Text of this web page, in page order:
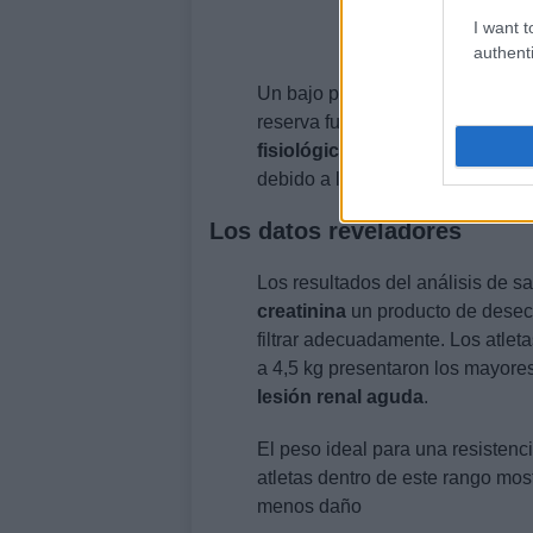
I want
Un bajo peso al nacer suele
reserva funcional renal.
fisiológico severo
con una
debido a la deshidratación y la
Los datos reveladores
Los resultados del análisis de
creatinina un producto de
filtrar adecuadamente. Los
a 4,5 kg presentaron los
lesión renal aguda.
El peso ideal para una
atletas dentro de este rango
menos daño